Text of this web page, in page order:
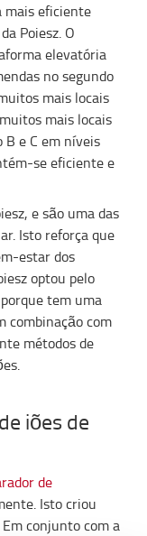
mais eficiente
Poiesz. O
elevatória
no segundo
mais locais
mais locais
B e C em níveis
se eficiente e
e são uma das
Isto reforça que
estar dos
optou pelo
tem uma
combinação com
métodos de
iões de
de
Isto criou
conjunto com a